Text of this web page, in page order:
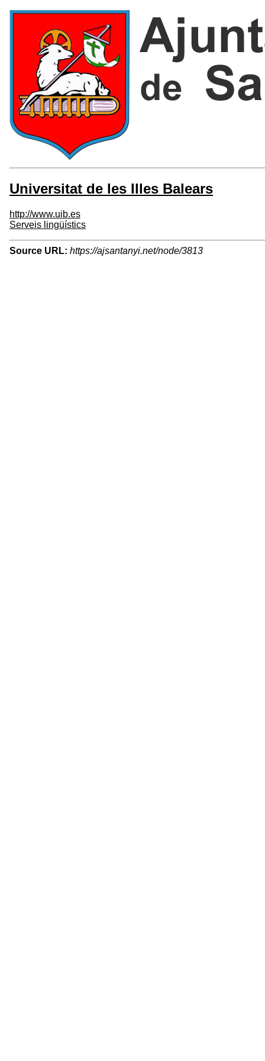
Universitat de les Illes Balears
http://www.uib.es
Serveis lingüístics
Source URL: https://ajsantanyi.net/node/3813